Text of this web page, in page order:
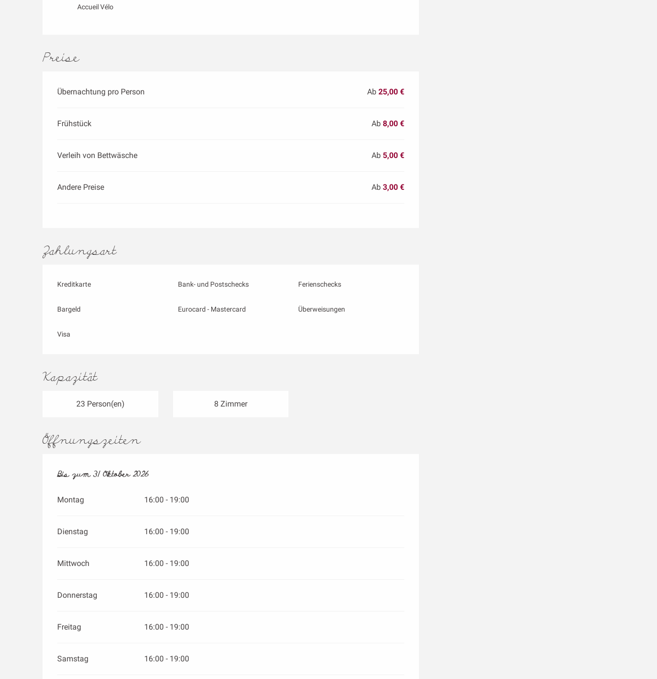
Accueil Vélo
Preise
Übernachtung pro Person Ab25,00 €
Frühstück Ab8,00 €
Verleih von Bettwäsche Ab 5,00 €
Andere Preise Ab3,00 €
Zahlungsart
Kreditkarte Bank- und Postschecks Ferienschecks
Bargeld Eurocard - Mastercard Überweisungen
Visa
Kapazität
23 Person(en) 8 Zimmer
Öffnungszeiten
vom1 April 2026bis zum
Bis zum31 Oktober 2026
Montag 16:00 - 19:00
Dienstag 16:00 - 19:00
Mittwoch 16:00 - 19:00
Donnerstag 16:00 - 19:00
Freitag 16:00 - 19:00
Samstag 16:00 - 19:00